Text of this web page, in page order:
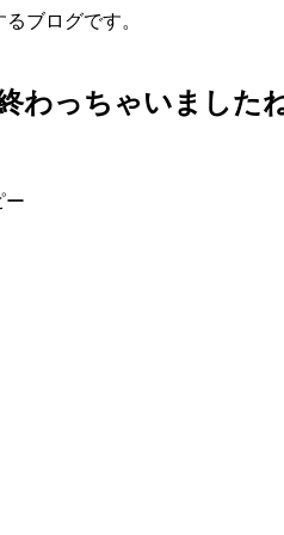
ブログです。
わっちゃいました
ー